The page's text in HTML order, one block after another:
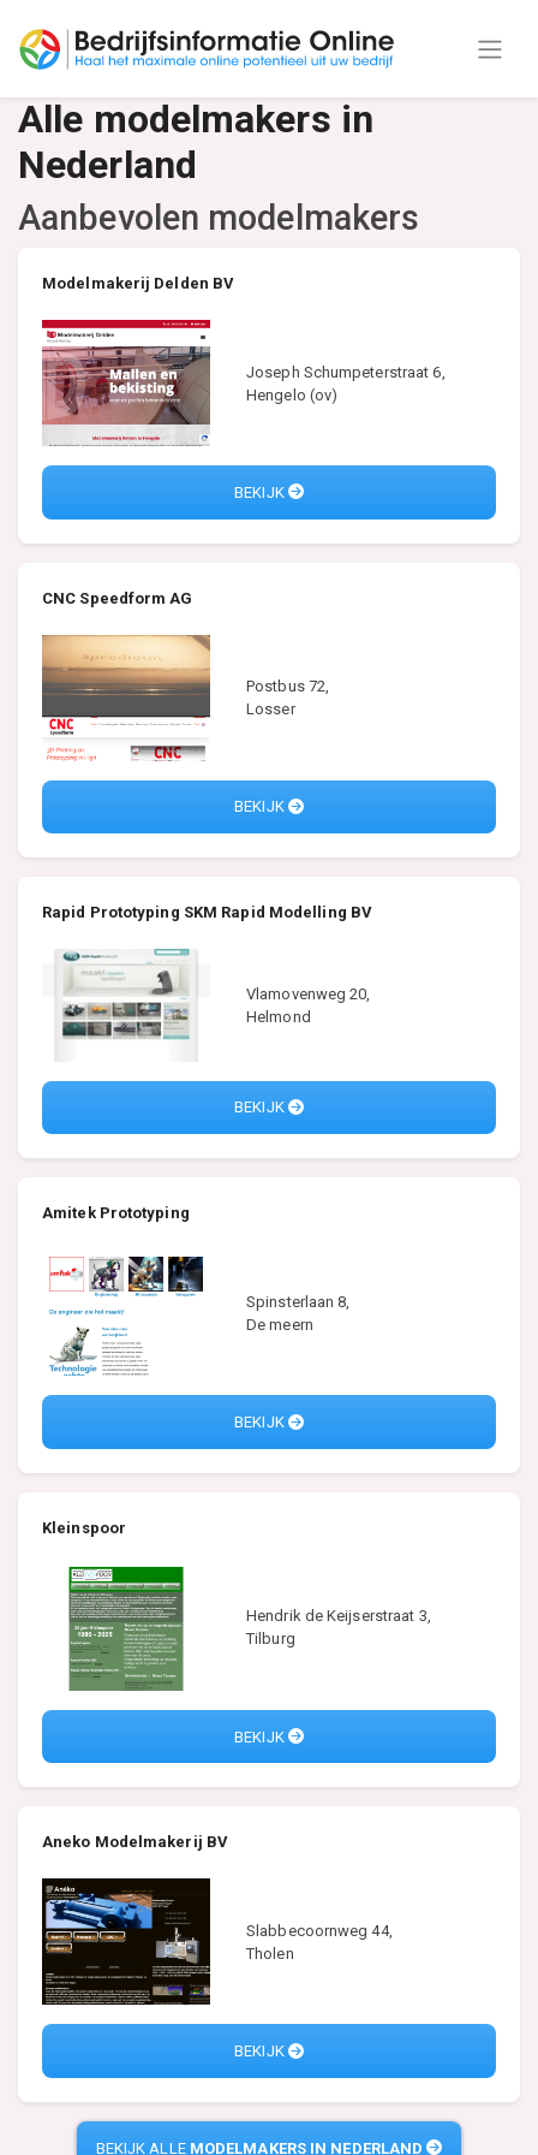
Alle modelmakers in
Nederland
Aanbevolen modelmakers
Modelmakerij Delden BV
Joseph Schumpeterstraat 6,
Hengelo (ov)
BEKIJK
CNC Speedform AG
Postbus 72,
Losser
BEKIJK
Rapid Prototyping SKM Rapid Modelling BV
Vlamovenweg 20,
Helmond
BEKIJK
Amitek Prototyping
Spinsterlaan 8,
De meern
BEKIJK
Kleinspoor
Hendrik de Keijserstraat 3,
Tilburg
BEKIJK
Aneko Modelmakerij BV
Slabbecoornweg 44,
Tholen
BEKIJK
BEKIJK ALLE MODELMAKERS IN NEDERLAND